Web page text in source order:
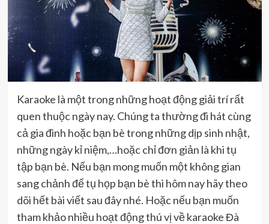
Karaoke là một trong những hoạt động giải trí rất
quen thuộc ngày nay. Chúng ta thường đi hát cùng
cả gia đình hoặc bạn bè trong những dịp sinh nhật,
những ngày kỉ niệm,…hoặc chỉ đơn giản là khi tụ
tập bạn bè. Nếu bạn mong muốn một không gian
sang chảnh để tụ họp bạn bè thì hôm nay hãy theo
dõi hết bài viết sau đây nhé. Hoặc nếu bạn muốn
tham khảo nhiều hoạt động thú vị về karaoke Đà